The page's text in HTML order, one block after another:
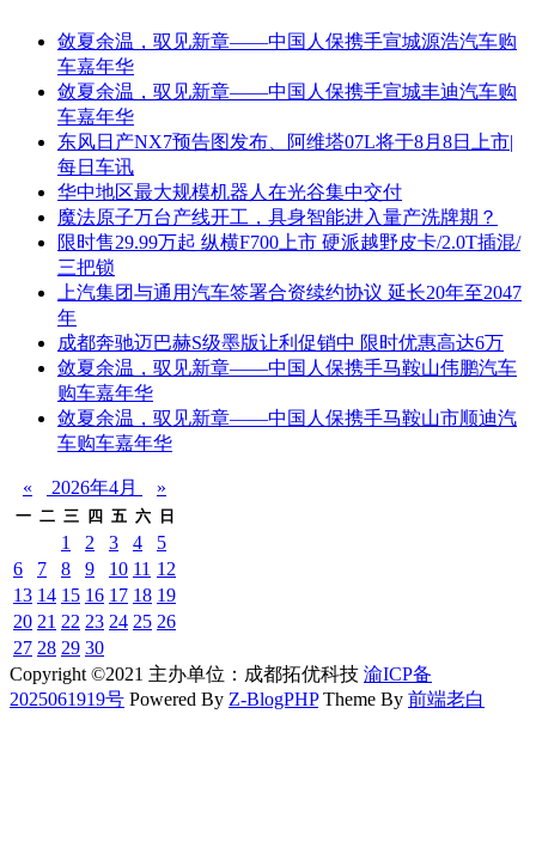
敛夏余温，驭见新章——中国人保携手宣城源浩汽车购
车嘉年华
敛夏余温，驭见新章——中国人保携手宣城丰迪汽车购
车嘉年华
东风日产NX7预告图发布、阿维塔07L将于8月8日上市|
每日车讯
华中地区最大规模机器人在光谷集中交付
魔法原子万台产线开工，具身智能进入量产洗牌期？
限时售29.99万起 纵横F700上市 硬派越野皮卡/2.0T插混/
三把锁
上汽集团与通用汽车签署合资续约协议 延长20年至2047
年
成都奔驰迈巴赫S级墨版让利促销中 限时优惠高达6万
敛夏余温，驭见新章——中国人保携手马鞍山伟鹏汽车
购车嘉年华
敛夏余温，驭见新章——中国人保携手马鞍山市顺迪汽
车购车嘉年华
« 2026年4月 »
一 二 三 四 五 六 日
1 2 3 4
5
6
7 8 9 10 11 12
13 14 15 16 17 18 19
20 21 22 23 24 25 26
27 28 29 30
Copyright ©2021 主办单位：成都拓优科技 渝ICP备
2025061919号 Powered By Z-BlogPHPTheme By 前端老白